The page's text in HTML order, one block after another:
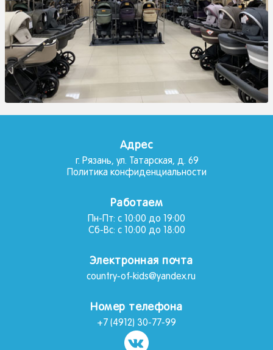
Адрес
г. Рязань, ул. Татарская, д. 69
Политика конфиденциальности
Работаем
Пн-Пт: с 10:00 до 19:00
Сб-Вс: с 10:00 до 18:00
Электронная почта
country-of-kids@yandex.ru
Номер телефона
+7 (4912) 30-77-99